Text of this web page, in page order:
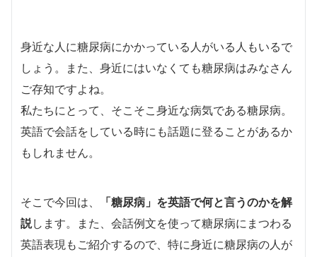
身近な人に糖尿病にかかっている人がいる人もいるで
しょう。また、身近にはいなくても糖尿病はみなさん
ご存知ですよね。
私たちにとって、そこそこ身近な病気である糖尿病。
英語で会話をしている時にも話題に登ることがあるか
もしれません。
そこで今回は、
「糖尿病」を英語で何と言うのかを解
説します。また、会話例文を使って糖尿病にまつわる
英語表現もご紹介するので、特に身近に糖尿病の人が